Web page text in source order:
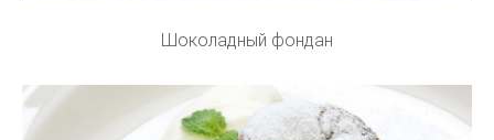
Шоколадный фондан